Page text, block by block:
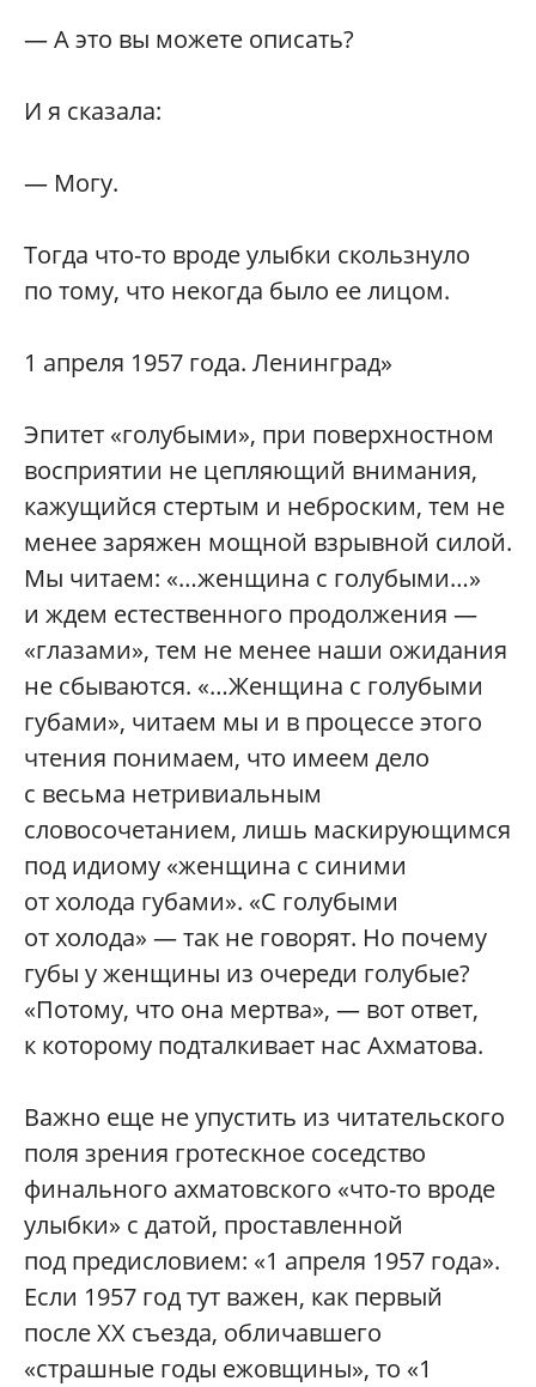
— А это вы можете описать?
И я сказала:
— Могу.
Тогда что-то вроде улыбки скользнуло
по тому, что некогда было ее лицом.
1 апреля 1957 года. Ленинград»
Эпитет «голубыми», при поверхностном
восприятии не цепляющий внимания,
кажущийся стертым и неброским, тем не
менее заряжен мощной взрывной силой.
Мы читаем: «…женщина с голубыми…»
и ждем естественного продолжения —
«глазами», тем не менее наши ожидания
не сбываются. «…Женщина с голубыми
губами», читаем мы и в процессе этого
чтения понимаем, что имеем дело
с весьма нетривиальным
словосочетанием, лишь маскирующимся
под идиому «женщина с синими
от холода губами». «С голубыми
от холода» — так не говорят. Но почему
губы у женщины из очереди голубые?
«Потому, что она мертва», — вот ответ,
к которому подталкивает нас Ахматова.
Важно еще не упустить из читательского
поля зрения гротескное соседство
финального ахматовского «что-то вроде
улыбки» с датой, проставленной
под предисловием: «1 апреля 1957 года».
Если 1957 год тут важен, как первый
после ХХ съезда, обличавшего
«страшные годы ежовщины», то «1